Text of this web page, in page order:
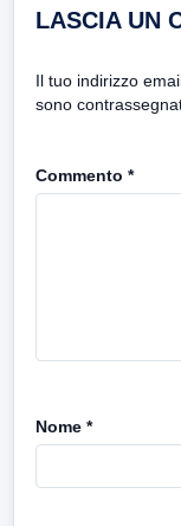
LASCIA UN
Il tuo indirizzo
sono
Commento *
Nome *